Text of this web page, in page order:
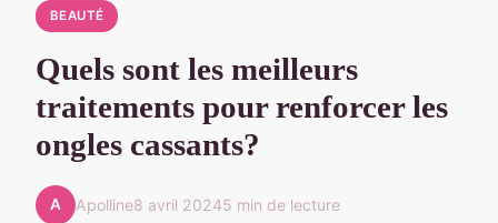
BEAUTÉ
Quels sont les meilleurs
traitements pour renforcer les
ongles cassants?
A Apolline8 avril 20245 min de lecture